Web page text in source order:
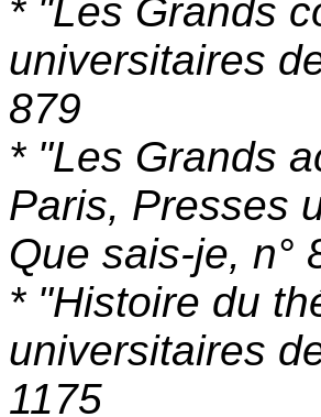
* "Les Grands
universitaires
879
* "Les Grands
Paris, Presses
Que sais-je, n°
* "Histoire du
universitaires
1175